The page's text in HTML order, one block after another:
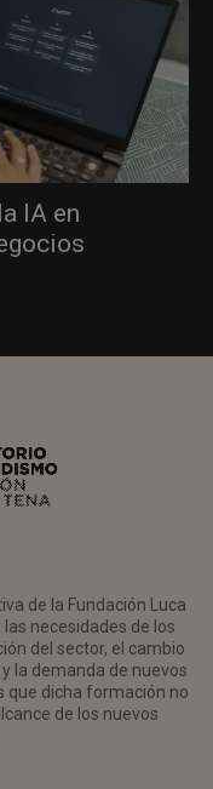
IA en
de la Fundación Luca
necesidades de los
del sector, el cambio
la demanda de nuevos
que dicha formación no
de los nuevos